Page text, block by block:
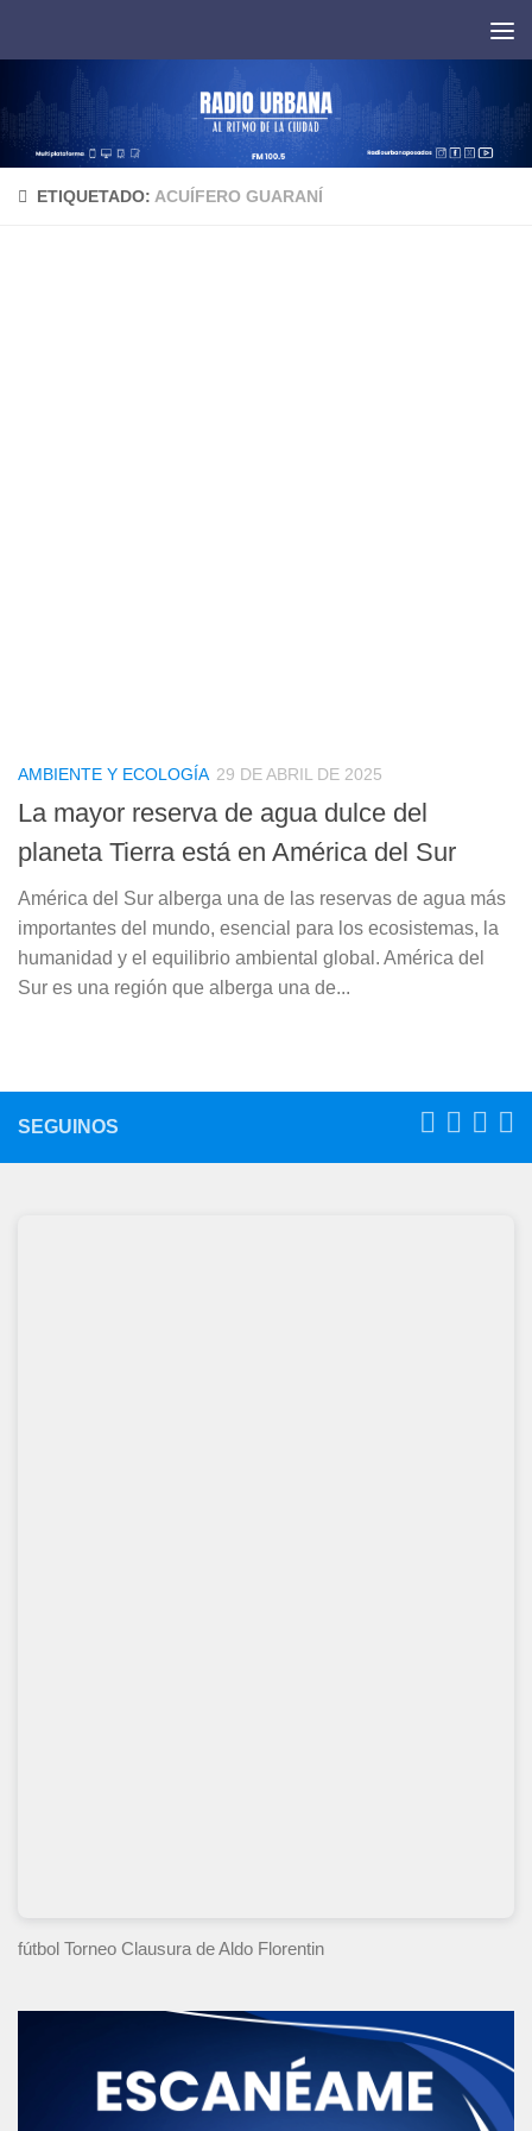
ETIQUETADO: ACUÍFERO GUARANÍ
AMBIENTE Y ECOLOGÍA 29 DE ABRIL DE 2025
La mayor reserva de agua dulce del
planeta Tierra está en América del Sur
América del Sur alberga una de las reservas de agua más
importantes del mundo, esencial para los ecosistemas, la
humanidad y el equilibrio ambiental global. América del
Sur es una región que alberga una de...
SEGUINOS
fútbol Torneo Clausura de Aldo Florentin